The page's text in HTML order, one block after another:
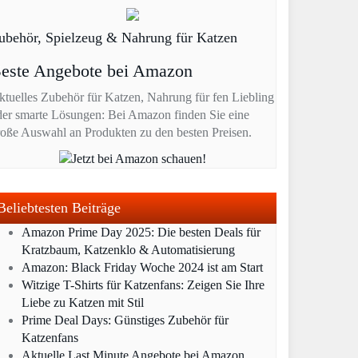
Spielzeug & Nahrung für Katzen
Angebote bei Amazon
Zubehör für Katzen, Nahrung für fen Liebling
smarte Lösungen: Bei Amazon finden Sie eine
Auswahl an Produkten zu den besten Preisen.
Beiträge
Amazon Prime Day 2025: Die besten Deals für
Kratzbaum, Katzenklo & Automatisierung
Amazon: Black Friday Woche 2024 ist am Start
Witzige T-Shirts für Katzenfans: Zeigen Sie Ihre
Liebe zu Katzen mit Stil
Prime Deal Days: Günstiges Zubehör für
Katzenfans